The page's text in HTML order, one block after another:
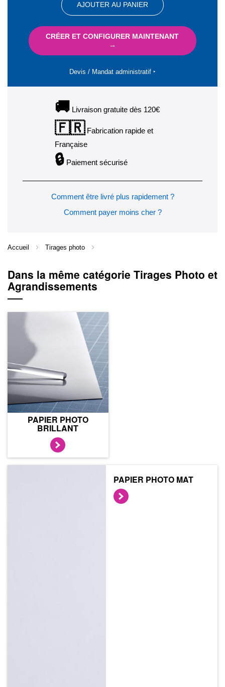
AJOUTER AU PANIER
CRÉER ET CONFIGURER MAINTENANT
→
Devis / Mandat administratif ‣
🚚 Livraison gratuite dès 120€
🇫🇷Fabrication rapide et
Française
🔒 Paiement sécurisé
Comment être livré plus rapidement ?
Comment payer moins cher ?
Accueil Tirages photo
Dans la même catégorie Tirages Photo et
Agrandissements
PAPIER PHOTO
BRILLANT
PAPIER PHOTO MAT